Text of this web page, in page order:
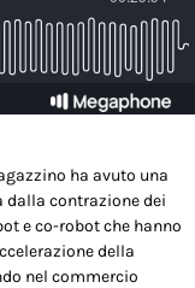
ha avuto una
dalla contrazione dei
e co-robot che hanno
della
nel commercio